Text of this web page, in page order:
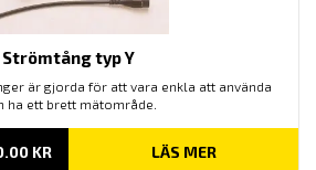
Strömtång typ Y
är gjorda för att vara enkla att använda
ha ett brett mätområde.
KRPRISINTERVALL:LÄS MER